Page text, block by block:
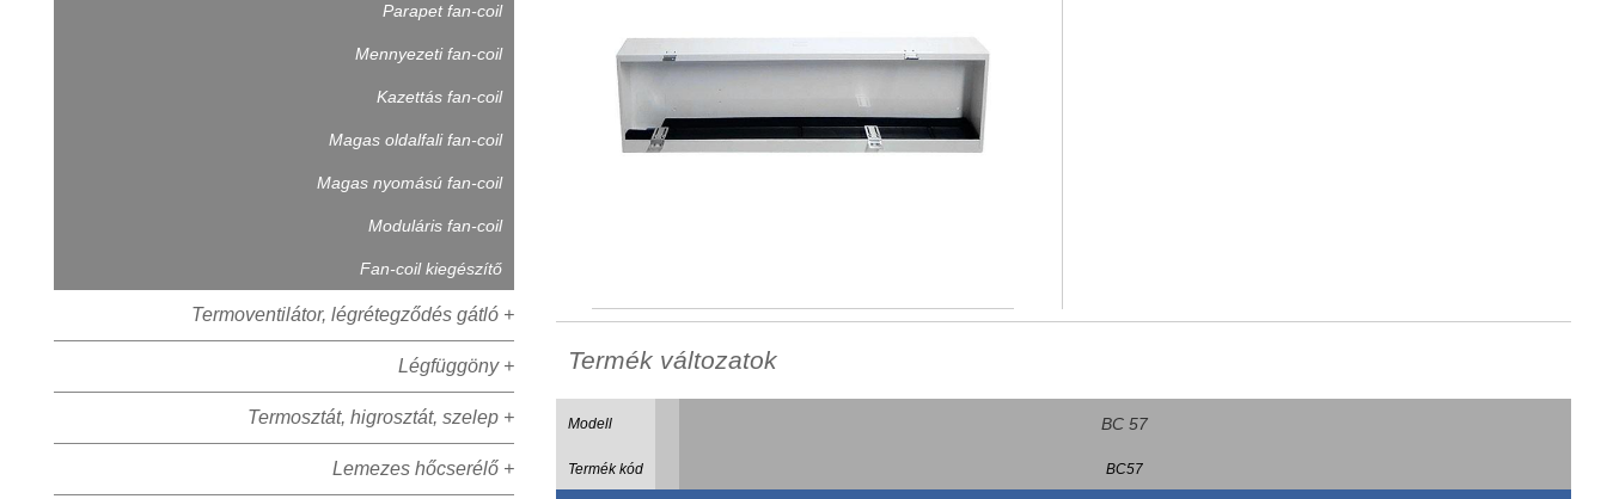
Parapet fan-coil
Mennyezeti fan-coil
Kazettás fan-coil
Magas oldalfali fan-coil
Magas nyomású fan-coil
Moduláris fan-coil
Fan-coil kiegészítő
Termoventilátor, légrétegződés gátló +
Légfüggöny +
Termosztát, higrosztát, szelep +
Lemezes hőcserélő +
Termék változatok
Modell BC 57
Termék kód BC57